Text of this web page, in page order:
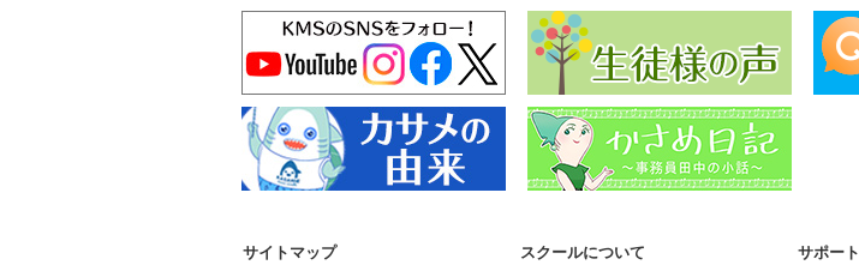
サイトマップ スクールについて サポート